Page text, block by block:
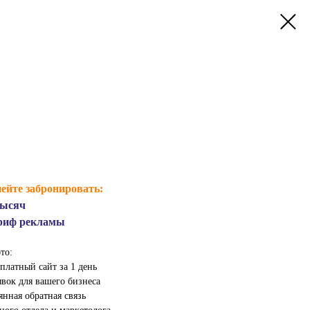
забронировать:
рекламы
сайт за 1 день
для вашего бизнеса
обратная связь